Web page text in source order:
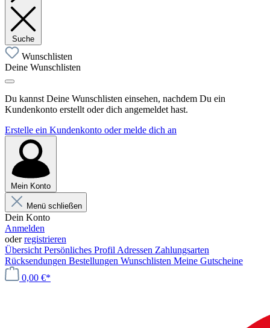
Suche
Wunschlisten
Deine Wunschlisten
Du kannst Deine Wunschlisten einsehen, nachdem Du ein
Kundenkonto erstellt oder dich angemeldet hast.
Erstelle ein Kundenkonto oder melde dich an
Mein Konto
Menü schließen
Dein Konto
Anmelden
oderregistrieren
Übersicht Persönliches Profil Adressen Zahlungsarten
Rücksendungen Bestellungen Wunschlisten Meine Gutscheine
0,00 €*